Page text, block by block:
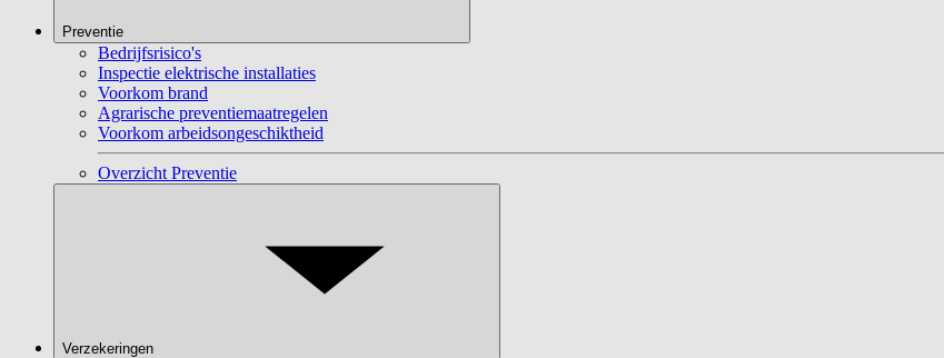
Preventie
Bedrijfsrisico's
Inspectie elektrische installaties
Voorkom brand
Agrarische preventiemaatregelen
Voorkom arbeidsongeschiktheid
Overzicht Preventie
Verzekeringen